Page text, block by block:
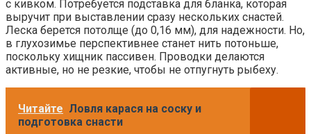
с кивком. Потребуется подставка для бланка, которая
выручит при выставлении сразу нескольких снастей.
Леска берется потолще (до 0,16 мм), для надежности. Но,
в глухозимье перспективнее станет нить потоньше,
поскольку хищник пассивен. Проводки делаются
активные, но не резкие, чтобы не отпугнуть рыбеху.
Читайте Ловля карася на соску и
подготовка снасти